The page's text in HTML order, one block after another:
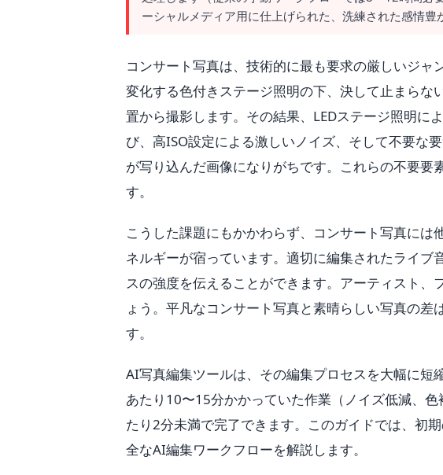
ーシャルメディア用に仕上げられた、洗練された感情豊
コンサート写真は、技術的に最も要求の厳しいジ
変化する色付きステージ照明の下、決して止まら
置から撮影します。その結果、LEDステージ照明に
び、高ISO設定による激しいノイズ、そして不要な
が写り込んだ画像になりがちです。これらの不要要
す。
こうした課題にもかかわらず、コンサート写真に
ネルギーが宿っています。適切に編集されたライ
スの強度を伝えることができます。アーティスト
ょう。平凡なコンサート写真と素晴らしい写真の
す。
AI写真編集ツールは、その編集プロセスを大幅に
あたり10〜15分かかっていた作業（ノイズ低減、
たり2分未満で完了できます。このガイドでは、初
全なAI編集ワークフローを解説します。